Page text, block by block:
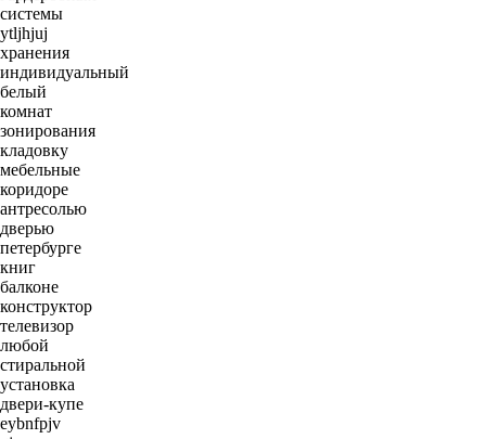
системы
ytljhjuj
хранения
индивидуальный
белый
комнат
зонирования
кладовку
мебельные
коридоре
антресолью
дверью
петербурге
книг
балконе
конструктор
телевизор
любой
стиральной
установка
двери-купе
eybnfpjv